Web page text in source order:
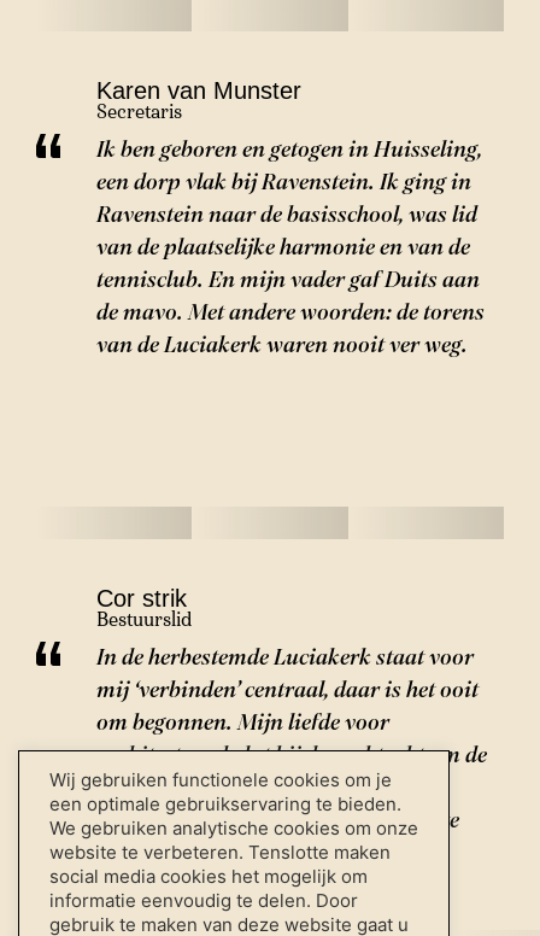
Karen van Munster
Secretaris
Ik ben geboren en getogen in Huisseling,
een dorp vlak bij Ravenstein. Ik ging in
Ravenstein naar de basisschool, was lid
van de plaatselijke harmonie en van de
tennisclub. En mijn vader gaf Duits aan
de mavo. Met andere woorden: de torens
van de Luciakerk waren nooit ver weg.
Cor strik
Bestuurslid
In de herbestemde Luciakerk staat voor
mij ‘verbinden’ centraal, daar is het ooit
om begonnen. Mijn liefde voor
architectuur helpt bij de zoektocht om de
historische waarde en eigentijdse
herbestemming elkaar in harmonie te
laten vinden.
Wij gebruiken functionele cookies om je
een optimale gebruikservaring te bieden.
We gebruiken analytische cookies om onze
website te verbeteren. Tenslotte maken
social media cookies het mogelijk om
informatie eenvoudig te delen. Door
gebruik te maken van deze website gaat u